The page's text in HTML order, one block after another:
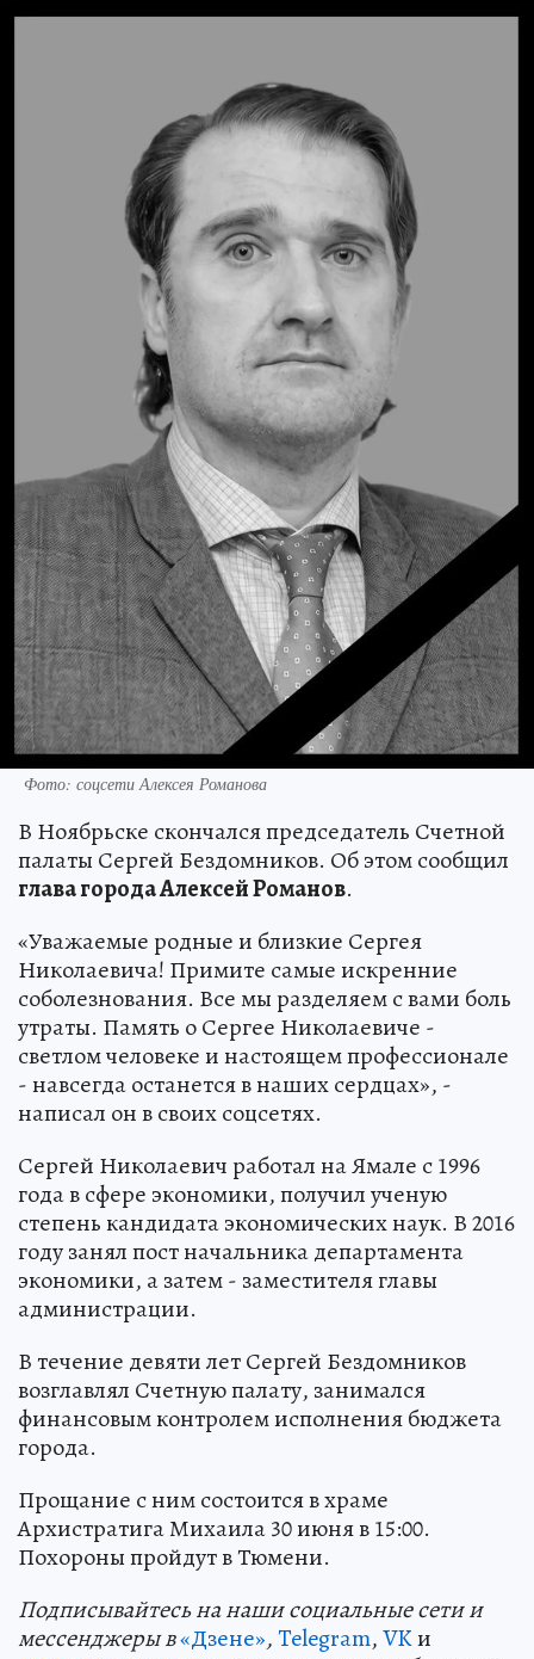
Фото: соцсети Алексея Романова
В Ноябрьске скончался председатель Счетной
палаты Сергей Бездомников. Об этом сообщил
глава города Алексей Романов.
«Уважаемые родные и близкие Сергея
Николаевича! Примите самые искренние
соболезнования. Все мы разделяем с вами боль
утраты. Память о Сергее Николаевиче -
светлом человеке и настоящем профессионале
- навсегда останется в наших сердцах», -
написал он в своих соцсетях.
Сергей Николаевич работал на Ямале с 1996
года в сфере экономики, получил ученую
степень кандидата экономических наук. В 2016
году занял пост начальника департамента
экономики, а затем - заместителя главы
администрации.
В течение девяти лет Сергей Бездомников
возглавлял Счетную палату, занимался
финансовым контролем исполнения бюджета
города.
Прощание с ним состоится в храме
Архистратига Михаила 30 июня в 15:00.
Похороны пройдут в Тюмени.
Подписывайтесь на наши социальные сети и
мессенджеры в«Дзене»,Telegram,VKи